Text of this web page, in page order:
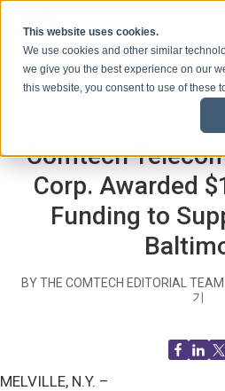
This website uses cookies.
We use cookies and other similar
we give you the best experience on our
this website, you consent to use of these
Comtech
Corp. Awarded
Funding to
BY THE COMTECH EDITORIAL
기
MELVILLE, N.Y. –